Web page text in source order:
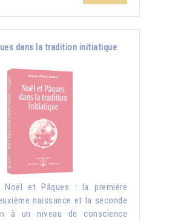
dans la tradition initiatique
et Pâques : la première
naissance et la seconde
à un niveau de conscience